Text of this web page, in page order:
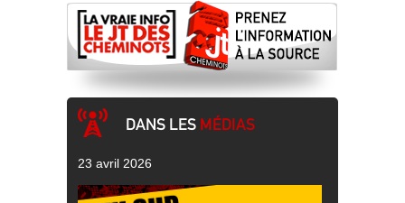
DANS LES MÉDIAS
23 avril 2026